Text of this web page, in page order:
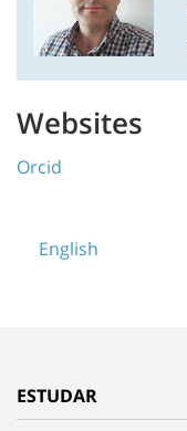
Websites
Orcid
English
ESTUDAR